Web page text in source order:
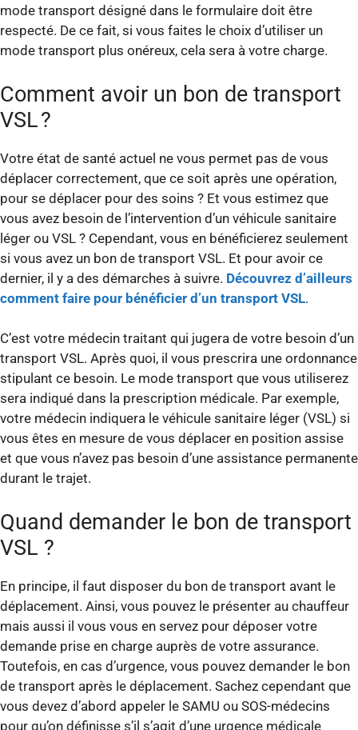
mode transport désigné dans le formulaire doit être
respecté. De ce fait, si vous faites le choix d’utiliser un
mode transport plus onéreux, cela sera à votre charge.
Comment avoir un bon de transport
VSL ?
Votre état de santé actuel ne vous permet pas de vous
déplacer correctement, que ce soit après une opération,
pour se déplacer pour des soins ? Et vous estimez que
vous avez besoin de l’intervention d’un véhicule sanitaire
léger ou VSL ? Cependant, vous en bénéficierez seulement
si vous avez un bon de transport VSL. Et pour avoir ce
dernier, il y a des démarches à suivre. Découvrez d’ailleurs
comment faire pour bénéficier d’un transport VSL.
C’est votre médecin traitant qui jugera de votre besoin d’un
transport VSL. Après quoi, il vous prescrira une ordonnance
stipulant ce besoin. Le mode transport que vous utiliserez
sera indiqué dans la prescription médicale. Par exemple,
votre médecin indiquera le véhicule sanitaire léger (VSL) si
vous êtes en mesure de vous déplacer en position assise
et que vous n’avez pas besoin d’une assistance permanente
durant le trajet.
Quand demander le bon de transport
VSL ?
En principe, il faut disposer du bon de transport avant le
déplacement. Ainsi, vous pouvez le présenter au chauffeur
mais aussi il vous vous en servez pour déposer votre
demande prise en charge auprès de votre assurance.
Toutefois, en cas d’urgence, vous pouvez demander le bon
de transport après le déplacement. Sachez cependant que
vous devez d’abord appeler le SAMU ou SOS-médecins
pour qu’on définisse s’il s’agit d’une urgence médicale